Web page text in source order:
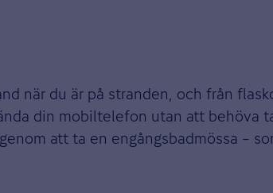
när du är på stranden, och från
din mobiltelefon utan att behöva
att ta en engångsbadmössa –